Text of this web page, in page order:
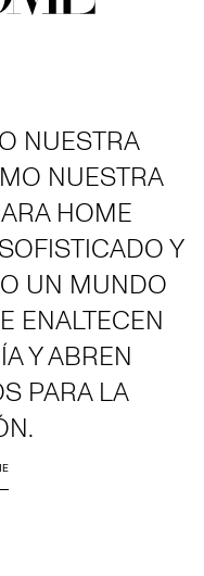
NUESTRA
NUESTRA
HOME
Y
UN MUNDO
ENALTECEN
Y ABREN
PARA LA